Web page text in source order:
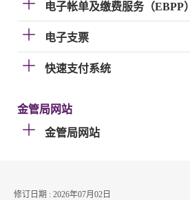
电子帐单及缴费服务（EBPP）
电子支票
快速支付系统
金管局网站
金管局网站
修订日期 : 2026年07月02日